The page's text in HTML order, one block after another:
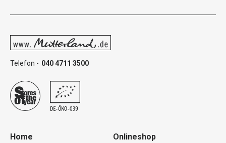
Telefon - 040 4711 3500
Home Onlineshop